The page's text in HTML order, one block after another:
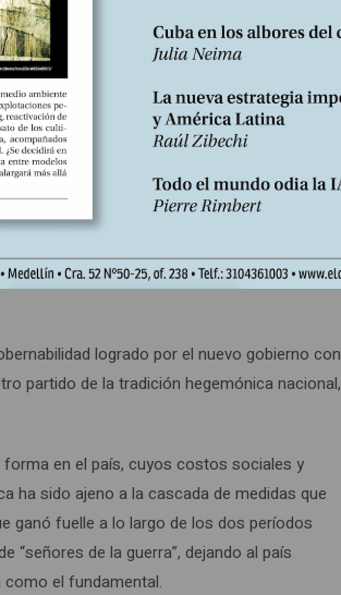
de Lula a la Presidencia. Previamente,
del PT no sumó ni el 5 por ciento de los
formación que dice ser de
le permitirá encauzar el debate
ser el campo pretendido por Bolsonaro. Se
la lógica del “no hay alternativa”, que
de cambio sino que además abre campo
soportes y defensores irreducibles
logrado por el nuevo gobierno con
partido de la tradición hegemónica nacional,
en el país, cuyos costos sociales y
ha sido ajeno a la cascada de medidas que
ganó fuelle a lo largo de los dos períodos
“señores de la guerra”, dejando al país
el fundamental.